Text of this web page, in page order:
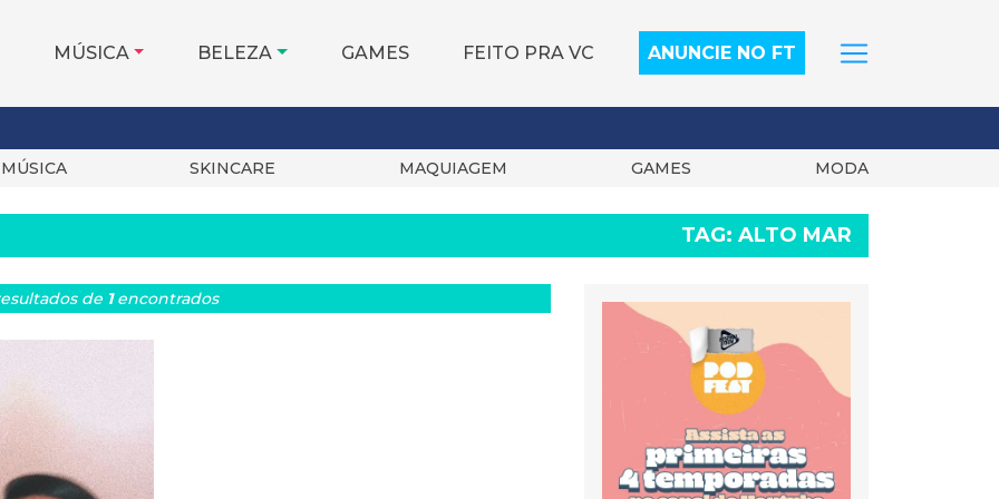
MÚSICA BELEZA GAMES FEITO PRA VC ANUNCIE NO FT
MÚSICA SKINCARE MAQUIAGEM GAMES MODA
TAG: ALTO MAR
de 1encontrados